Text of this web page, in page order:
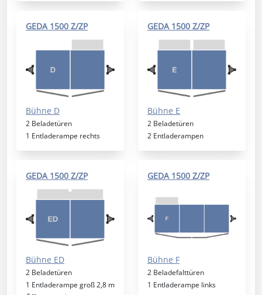
GEDA 1500 Z/ZP
Bühne D
2 Beladetüren
1 Entladerampe rechts
GEDA 1500 Z/ZP
Bühne E
2 Beladetüren
2 Entladerampen
GEDA 1500 Z/ZP
Bühne ED
2 Beladetüren
1 Entladerampe groß 2,8 m
GEDA 1500 Z/ZP
Bühne F
2 Beladefalttüren
1 Entladerampe links